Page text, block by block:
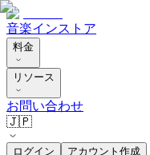
音楽インストア
料金
リソース
お問い合わせ
🇯🇵
ログイン アカウント作成